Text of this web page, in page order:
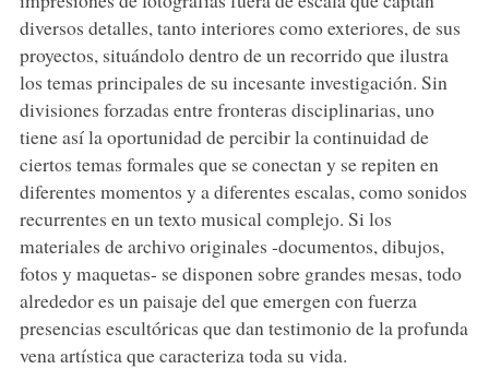
diversos detalles, tanto interiores como exteriores, de sus
proyectos, situándolo dentro de un recorrido que ilustra
los temas principales de su incesante investigación. Sin
divisiones forzadas entre fronteras disciplinarias, uno
tiene así la oportunidad de percibir la continuidad de
ciertos temas formales que se conectan y se repiten en
diferentes momentos y a diferentes escalas, como sonidos
recurrentes en un texto musical complejo. Si los
materiales de archivo originales -documentos, dibujos,
fotos y maquetas- se disponen sobre grandes mesas, todo
alrededor es un paisaje del que emergen con fuerza
presencias escultóricas que dan testimonio de la profunda
vena artística que caracteriza toda su vida.